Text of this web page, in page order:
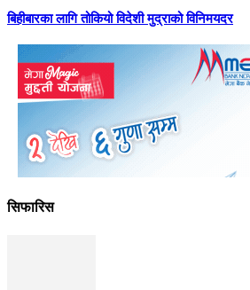
बिहीबारका लागि तोकियो विदेशी मुद्राको विनिमयदर
सिफारिस